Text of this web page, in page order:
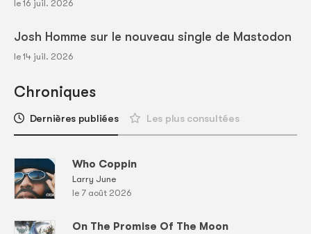
le 16 juil. 2026
Josh Homme sur le nouveau single de Mastodon
le 14 juil. 2026
Chroniques
Dernières publiées Les plus consultées
Who Coppin
Larry June
le 7 août 2026
On The Promise Of The Moon